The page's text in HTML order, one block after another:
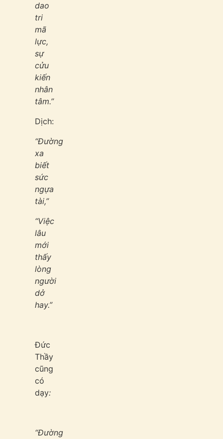
dao
tri
mã
lực,
sự
cửu
kiến
nhân
tâm.”
Dịch:
“Đường
xa
biết
sức
ngựa
tài,”
“Việc
lâu
mới
thấy
lòng
người
dở
hay.”
Đức
Thầy
cũng
có
dạy:
“Đường